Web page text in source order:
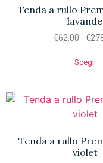
Tenda a rullo
lavande
€62.00 - €
Scegli
Tenda a rullo
violet